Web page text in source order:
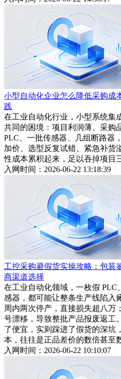
小型自动化企业怎么降低采购成
践
在工业自动化行业，小型系统集
共同的困境：项目利润薄、采购
PLC、一批传感器、几组断路器
加价、选型反复试错、紧急补货
性成本累积起来，足以吞掉项目
入网时间：2026-06-22 13:18:39
工控采购避假货实操攻略：包装
商渠道选择
在工业自动化领域，一枚假 PLC
感器，都可能让整条生产线陷入
周内两次停产，直接损失超八万
号漂移，导致整批产品报废返工
了便宜，实则踩进了假货的深坑
本，往往是正品差价的数倍甚至
入网时间：2026-06-22 10:10:07